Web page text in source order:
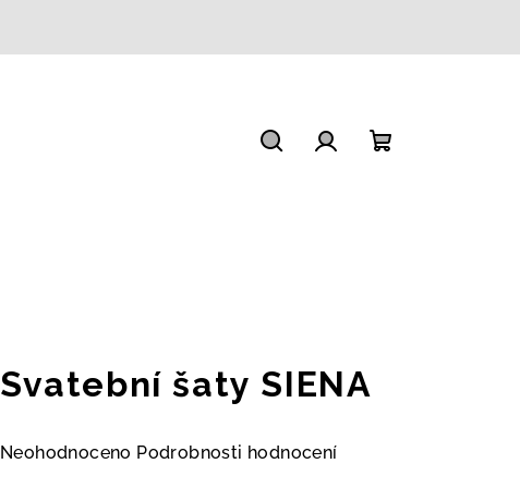
Svatební šaty SIENA
Průměrné
Neohodnoceno Podrobnosti hodnocení